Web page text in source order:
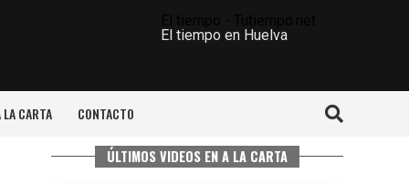
El tiempo en Huelva
LA CARTA CONTACTO
ÚLTIMOS VIDEOS EN A LA CARTA